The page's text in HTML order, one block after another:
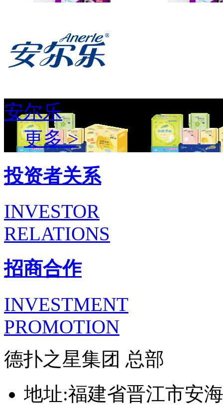
安尔乐
更多 >
投资者关系
INVESTOR
RELATIONS
招商合作
INVESTMENT
PROMOTION
德扑之星集团 总部
地址:福建省晋江市安